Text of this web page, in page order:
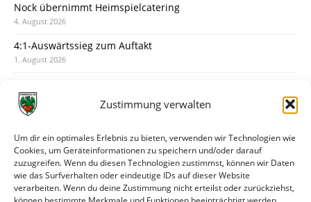
Zustimmung verwalten
Um dir ein optimales Erlebnis zu bieten, verwenden wir Technologien wie
Cookies, um Geräteinformationen zu speichern und/oder darauf
zuzugreifen. Wenn du diesen Technologien zustimmst, können wir Daten
wie das Surfverhalten oder eindeutige IDs auf dieser Website
verarbeiten. Wenn du deine Zustimmung nicht erteilst oder zurückziehst,
Nock übernimmt Heimspielcatering
4. August 2026
4:1-Auswärtssieg zum Auftakt
1. August 2026
31. Juli 2026
30. Juli 2026
Deine Spielminute: 89+1
28. Juli 2026
Neuer Rückensponsor